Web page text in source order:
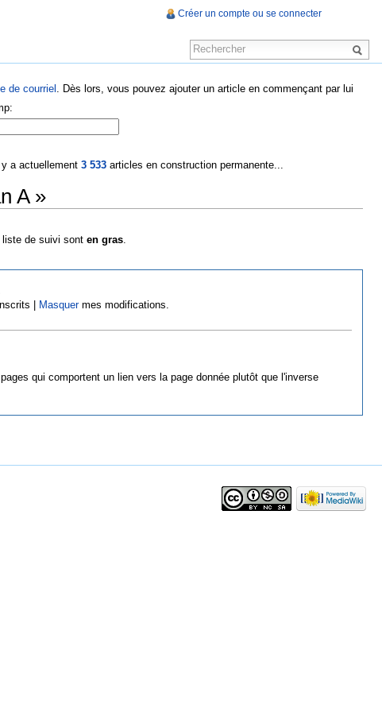
de courriel . Dès lors, vous pouvez ajouter un article en commençant par lui
a actuellement 3 533articles en construction permanente...
A »
liste de suivi sont en gras.
| Masquermes modifications.
qui comportent un lien vers la page donnée plutôt que l'inverse
Créer un compte ou se connecter